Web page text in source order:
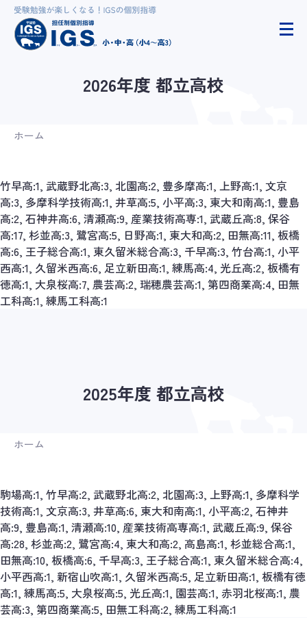
2026年度 都立高校
ホーム
竹早高:1, 武蔵野北高:3, 北園高:2, 豊多摩高:1, 上野高:1, 文京
高:3, 多摩科学技術高:1, 井草高:5, 小平高:3, 東大和南高:1, 豊島
高:2, 石神井高:6, 清瀬高:9, 産業技術高専:1, 武蔵丘高:8, 保谷
高:17, 杉並高:3, 鷺宮高:5, 日野高:1, 東大和高:2, 田無高:11, 板橋
高:6, 王子総合高:1, 東久留米総合高:3, 千早高:3, 竹台高:1, 小平
西高:1, 久留米西高:6, 足立新田高:1, 練馬高:4, 光丘高:2, 板橋有
徳高:1, 大泉桜高:7, 農芸高:2, 瑞穂農芸高:1, 第四商業高:4, 田無
工科高:1, 練馬工科高:1
2025年度 都立高校
ホーム
駒場高:1, 竹早高:2, 武蔵野北高:2, 北園高:3, 上野高:1, 多摩科学
技術高:1, 文京高:3, 井草高:6, 東大和南高:1, 小平高:2, 石神井
高:9, 豊島高:1, 清瀬高:10, 産業技術高専高:1, 武蔵丘高:9, 保谷
高:28, 杉並高:2, 鷺宮高:4, 東大和高:2, 高島高:1, 杉並総合高:1,
田無高:10, 板橋高:6, 千早高:3, 王子総合高:1, 東久留米総合高:4,
小平西高:1, 新宿山吹高:1, 久留米西高:5, 足立新田高:1, 板橋有徳
高:1, 練馬高:5, 大泉桜高:5, 光丘高:1, 園芸高:1, 赤羽北桜高:1, 農
芸高:3, 第四商業高:5, 田無工科高:2, 練馬工科高:1